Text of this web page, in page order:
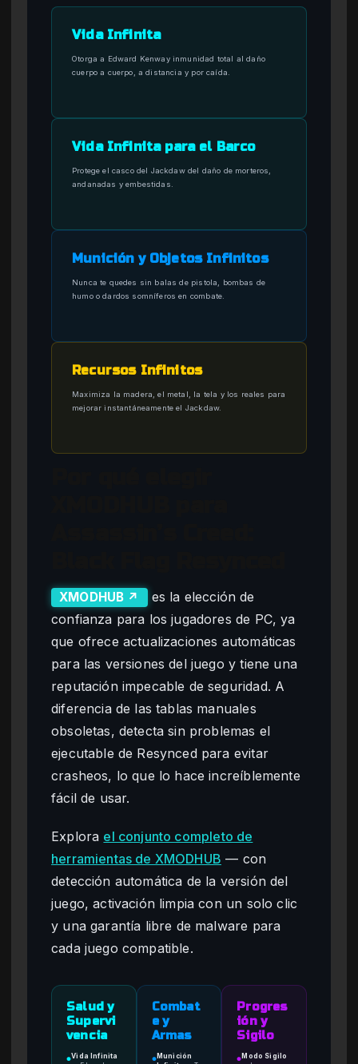
Vida Infinita
Otorga a Edward Kenway inmunidad total al daño
cuerpo a cuerpo, a distancia y por caída.
Vida Infinita para el Barco
Protege el casco del Jackdaw del daño de morteros,
andanadas y embestidas.
Munición y Objetos Infinitos
Nunca te quedes sin balas de pistola, bombas de
humo o dardos somníferos en combate.
Recursos Infinitos
Maximiza la madera, el metal, la tela y los reales para
mejorar instantáneamente el Jackdaw.
XMODHUB ↗
es la elección de
confianza para los jugadores de PC, ya
que ofrece actualizaciones automáticas
para las versiones del juego y tiene una
reputación impecable de seguridad. A
diferencia de las tablas manuales
obsoletas, detecta sin problemas el
ejecutable de Resynced para evitar
crasheos, lo que lo hace increíblemente
fácil de usar.
Explora el conjunto completo de
herramientas de XMODHUB — con
detección automática de la versión del
juego, activación limpia con un solo clic
y una garantía libre de malware para
cada juego compatible.
Salud y
Supervi
vencia
●Vida Infinita
Combat
e y
Armas
● Munición
Progres
ión y
Sigilo
●Modo Sigilo